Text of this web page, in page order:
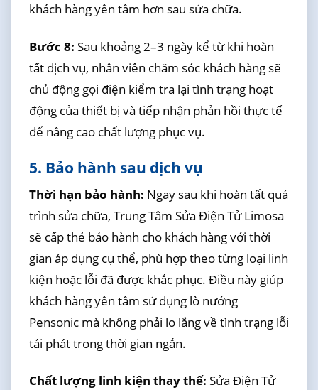
khách hàng yên tâm hơn sau sửa chữa.
Bước 8: Sau khoảng 2–3 ngày kể từ khi hoàn
tất dịch vụ, nhân viên chăm sóc khách hàng sẽ
chủ động gọi điện kiểm tra lại tình trạng hoạt
động của thiết bị và tiếp nhận phản hồi thực tế
để nâng cao chất lượng phục vụ.
5. Bảo hành sau dịch vụ
Thời hạn bảo hành: Ngay sau khi hoàn tất quá
trình sửa chữa, Trung Tâm Sửa Điện Tử Limosa
sẽ cấp thẻ bảo hành cho khách hàng với thời
gian áp dụng cụ thể, phù hợp theo từng loại linh
kiện hoặc lỗi đã được khắc phục. Điều này giúp
khách hàng yên tâm sử dụng lò nướng
Pensonic mà không phải lo lắng về tình trạng lỗi
tái phát trong thời gian ngắn.
Chất lượng linh kiện thay thế: Sửa Điện Tử